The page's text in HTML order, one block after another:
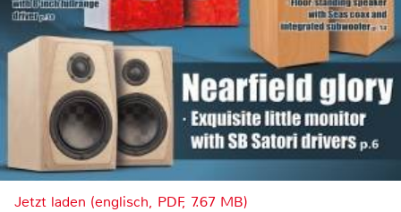
Jetzt laden (englisch, PDF, 7.67 MB)